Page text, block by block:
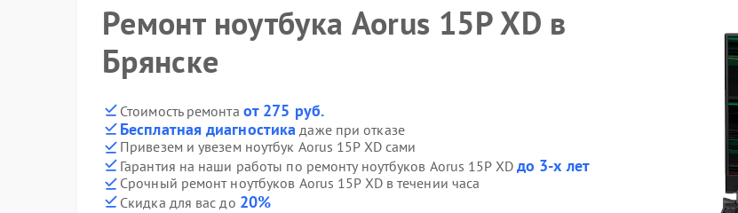
Ремонт ноутбука Aorus 15P XD в
Брянске
Стоимость ремонта от 275 руб.
Бесплатная диагностика даже при отказе
Привезем и увезем ноутбук Aorus 15P XD сами
Гарантия на наши работы по ремонту ноутбуков Aorus 15P XD до 3-х лет
Срочный ремонт ноутбуков Aorus 15P XD в течении часа
Скидка для вас до 20%